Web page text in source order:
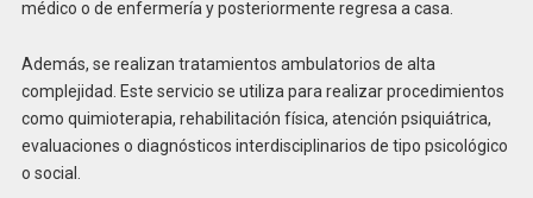
médico o de enfermería y posteriormente regresa a casa.
Además, se realizan tratamientos ambulatorios de alta
complejidad. Este servicio se utiliza para realizar procedimientos
como quimioterapia, rehabilitación física, atención psiquiátrica,
evaluaciones o diagnósticos interdisciplinarios de tipo psicológico
o social.